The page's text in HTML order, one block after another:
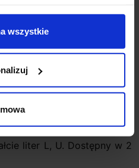
wszystkie
MULTITRACK pod kątem
kwadratów,
liter L, U. Dostępny w 2